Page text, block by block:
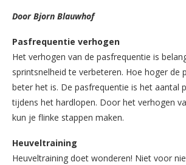
Door Bjorn Blauwhof
Pasfrequentie verhogen
Het verhogen van de pasfrequentie is
sprintsnelheid te verbeteren. Hoe hoger de
beter het is. De pasfrequentie is het aantal
tijdens het hardlopen. Door het verhogen
kun je flinke stappen maken.
Heuveltraining
Heuveltraining doet wonderen! Niet voor